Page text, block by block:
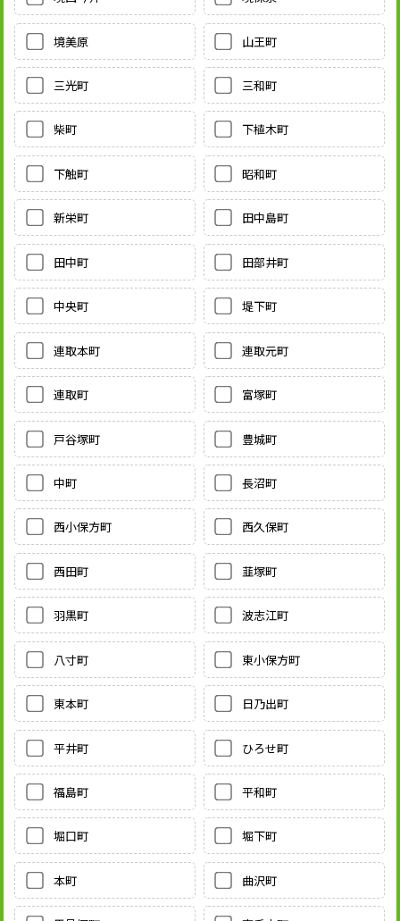
境美原 山王町
三光町 三和町
柴町 下植木町
下触町 昭和町
新栄町 田中島町
田中町 田部井町
中央町 堤下町
連取本町 連取元町
連取町 富塚町
戸谷塚町 豊城町
中町 長沼町
西小保方町 西久保町
西田町 韮塚町
羽黒町 波志江町
八寸町 東小保方町
東本町 日乃出町
平井町 ひろせ町
福島町 平和町
堀口町 堀下町
本町 曲沢町